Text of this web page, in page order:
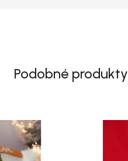
Podobné produkty